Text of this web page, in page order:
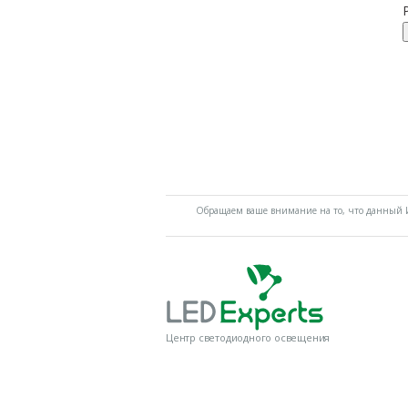
Обращаем ваше внимание на то, что данный
Центр светодиодного освещения